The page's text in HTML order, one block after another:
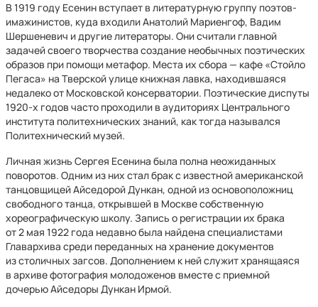
В 1919 году Есенин вступает в литературную группу поэтов-
имажинистов, куда входили Анатолий Мариенгоф, Вадим
Шершеневич и другие литераторы. Они считали главной
задачей своего творчества создание необычных поэтических
образов при помощи метафор. Места их сбора — кафе «Стойло
Пегаса» на Тверской улице книжная лавка, находившаяся
недалеко от Московской консерватории. Поэтические диспуты
1920-х годов часто проходили в аудиториях Центрального
института политехнических знаний, как тогда назывался
Политехнический музей.
Личная жизнь Сергея Есенина была полна неожиданных
поворотов. Одним из них стал брак с известной американской
танцовщицей Айседорой Дункан, одной из основоположниц
свободного танца, открывшей в Москве собственную
хореографическую школу. Запись о регистрации их брака
от 2 мая 1922 года недавно была найдена специалистами
Главархива среди переданных на хранение документов
из столичных загсов. Дополнением к ней служит хранящаяся
в архиве фотография молодоженов вместе с приемной
дочерью Айседоры Дункан Ирмой.